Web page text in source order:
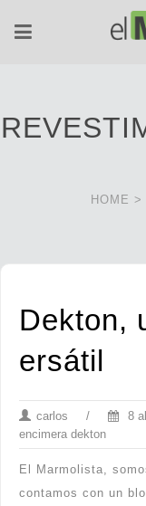
HOME >
Dekton,
ersátil
carlos / 8
encimera dekton
El Marmolista,
contamos con un